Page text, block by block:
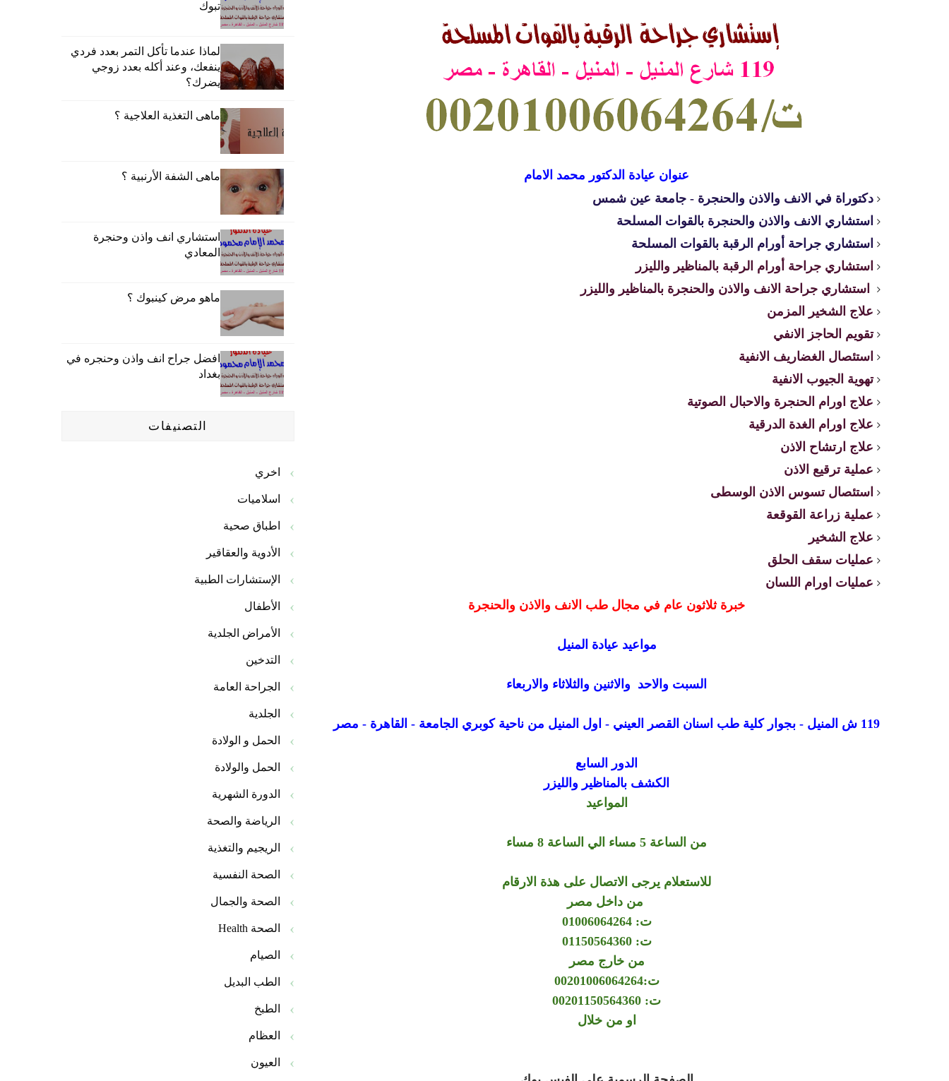
عنوان عيادة الدكتور محمد الامام
دكتوراة في الانف والاذن والحنجرة - جامعة عين شمس
استشاري الانف والاذن والحنجرة بالقوات المسلحة
استشاري جراحة أورام الرقبة بالقوات المسلحة
استشاري جراحة أورام الرقبة بالمناظير والليزر
استشاري جراحة الانف والاذن والحنجرة بالمناظير والليزر
علاج الشخير المزمن
تقويم الحاجز الانفي
استئصال الغضاريف الانفية
تهوية الجيوب الانفية
علاج اورام الحنجرة والاحبال الصوتية
علاج اورام الغدة الدرقية
علاج ارتشاح الاذن
عملية ترقيع الاذن
استئصال تسوس الاذن الوسطى
عملية زراعة القوقعة
علاج الشخير
عمليات سقف الحلق
عمليات اورام اللسان
خبرة ثلاثون عام في مجال طب الانف والاذن والحنجرة
مواعيد عيادة المنيل
السبت والاحد والاثنين والثلاثاء والاربعاء
119 ش المنيل - بجوار كلية طب اسنان القصر العيني - اول المنيل من ناحية كوبري الجامعة - القاهرة - مصر
الدور السابع
الكشف بالمناظير والليزر
المواعيد
من الساعة 5 مساء الي الساعة 8 مساء
للاستعلام يرجى الاتصال على هذة الارقام
من داخل مصر
ت: 01006064264
ت: 01150564360
من خارج مصر
ت:00201006064264
ت: 00201150564360
او من خلال
تبوك
لماذا عندما تأكل التمر بعدد فردي
ينفعك، وعند أكله بعدد زوجي
يضرك؟
ماهى التغذية العلاجية ؟
ماهى الشفة الأرنبية ؟
استشاري انف واذن وحنجرة
المعادي
ماهو مرض كينبوك ؟
افضل جراح انف واذن وحنجره في
بغداد
التصنيفات
اخري
اسلاميات
اطباق صحية
الأدوية والعقاقير
الإستشارات الطبية
الأطفال
الأمراض الجلدية
التدخين
الجراحة العامة
الجلدية
الحمل و الولادة
الحمل والولادة
الدورة الشهرية
الرياضة والصحة
الريجيم والتغذية
الصحة النفسية
الصحة والجمال
الصحة Health
الصيام
الطب البديل
الطبخ
العظام
العيون